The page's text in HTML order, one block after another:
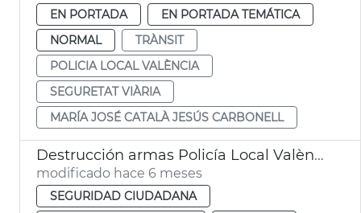
EN PORTADA
EN PORTADA TEMÁTICA
NORMAL
TRÀNSIT
POLICIA LOCAL VALÈNCIA
SEGURETAT VIÀRIA
MARÍA JOSÉ CATALÀ JESÚS CARBONELL
Destrucción armas Policía Local València
modificado hace 6 meses
SEGURIDAD CIUDADANA